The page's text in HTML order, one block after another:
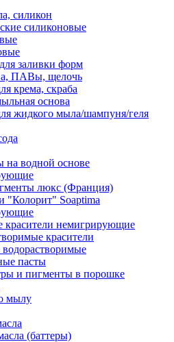
силикон
силиконовые
заливки форм
ПАВы, щелочь
крема, скраба
основа
жидкого мыла/шампуня/геля
на водной основе
люкс (Франция)
"Колорит" Soaptima
красители немигрирующие
красители
пасты
и пигменты в порошке
мылу
(баттеры)